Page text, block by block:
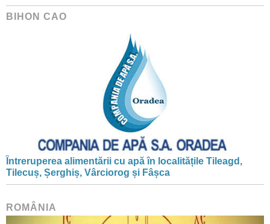
BIHON CAO
Întreruperea alimentării cu apă în localitățile Tileagd,
Tilecuș, Șerghiș, Vârciorog și Fâșca
ROMÂNIA